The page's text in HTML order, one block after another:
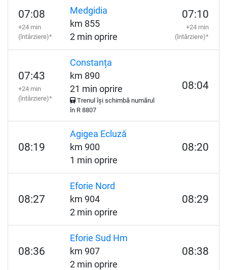
07:08
+24 min
(întârziere)*
Medgidia
km 855
2 min oprire
07:10
+24 min
(întârziere)*
07:43
+24 min
(întârziere)*
Constanța
km 890
21 min oprire
Trenul își schimbă numărul
în R8807
08:04
08:19
Agigea Ecluză
km 900
1 min oprire
08:20
08:27
Eforie Nord
km 904
2 min oprire
08:29
08:36
Eforie Sud Hm
km 907
2 min oprire
08:38